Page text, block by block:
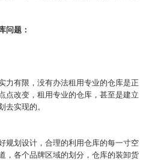
问题：
力有限，没有办法租用专业的仓库是正
点改变，租用专业的仓库，甚至是建立
去实现的。
规划设计，合理的利用仓库的每一寸空
，各个品牌区域的划分，仓库的装卸货